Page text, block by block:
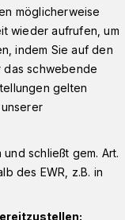
möglicherweise
wieder aufrufen, um
indem Sie auf den
das schwebende
gelten
schließt gem. Art.
des EWR, z.B. in